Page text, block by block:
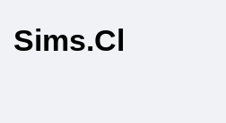
Sims.cl